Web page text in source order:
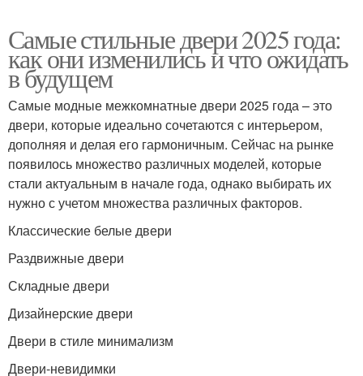
Самые стильные двери 2025 года:
как они изменились и что ожидать
в будущем
Самые модные межкомнатные двери 2025 года – это
двери, которые идеально сочетаются с интерьером,
дополняя и делая его гармоничным. Сейчас на рынке
появилось множество различных моделей, которые
стали актуальным в начале года, однако выбирать их
нужно с учетом множества различных факторов.
Классические белые двери
Раздвижные двери
Складные двери
Дизайнерские двери
Двери в стиле минимализм
Двери-невидимки